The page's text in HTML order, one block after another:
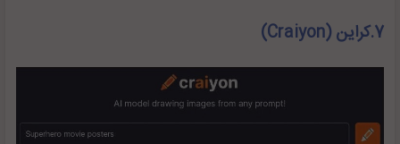
7.کراین (Craiyon)